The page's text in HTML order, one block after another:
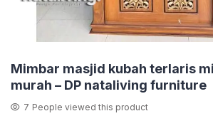
Mimbar masjid kubah terlaris
murah – DP nataliving furniture
7 People viewed this product